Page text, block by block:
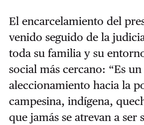
El encarcelamiento del
venido seguido de la
toda su familia y su
social más cercano: “Es un
aleccionamiento hacia la
campesina, indígena,
que jamás se atrevan a ser